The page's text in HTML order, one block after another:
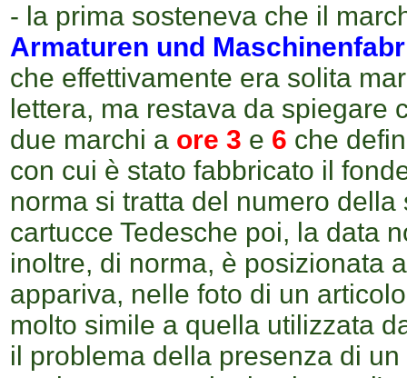
- la prima sosteneva che il
Armaturen und
che effettivamente era solita
lettera, ma restava da spiegare
due marchi a ore 3 e 6 che
con cui è stato fabbricato il
norma si tratta del numero
cartucce Tedesche poi, la data
inoltre, di norma, è posizionata
appariva, nelle foto di un
molto simile a quella utilizzata
il problema della presenza di